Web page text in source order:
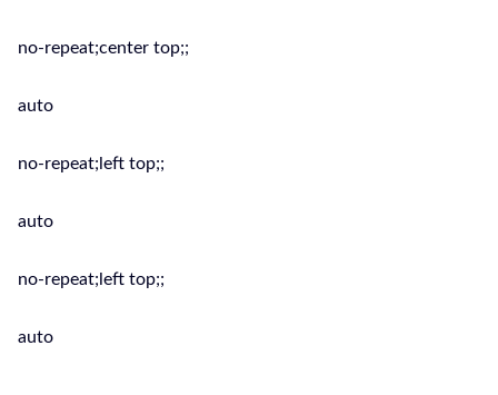
no-repeat;center top;;
auto
no-repeat;left top;;
auto
no-repeat;left top;;
auto